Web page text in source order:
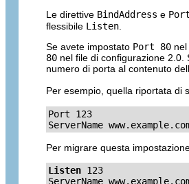
Le direttive BindAddress e
flessibile Listen
Se avete impostato Port 80
80 nel file di configurazione
numero di porta al contenuto
Per esempio, quella riportata di
Port 123
ServerName
Per migrare questa
Listen 123
ServerName